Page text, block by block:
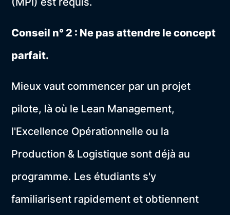
Conseil n° 2 : Ne pas attendre le concept
parfait.
Mieux vaut commencer par un projet
pilote, là où le Lean Management,
l'Excellence Opérationnelle ou la
Production & Logistique sont déjà au
programme. Les étudiants s'y
familiarisent rapidement et obtiennent